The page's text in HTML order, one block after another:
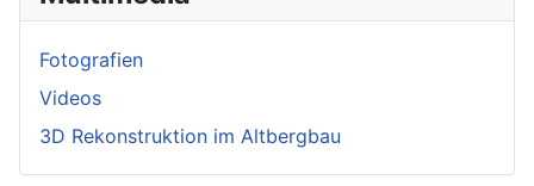
Fotografien
Videos
3D Rekonstruktion im Altbergbau